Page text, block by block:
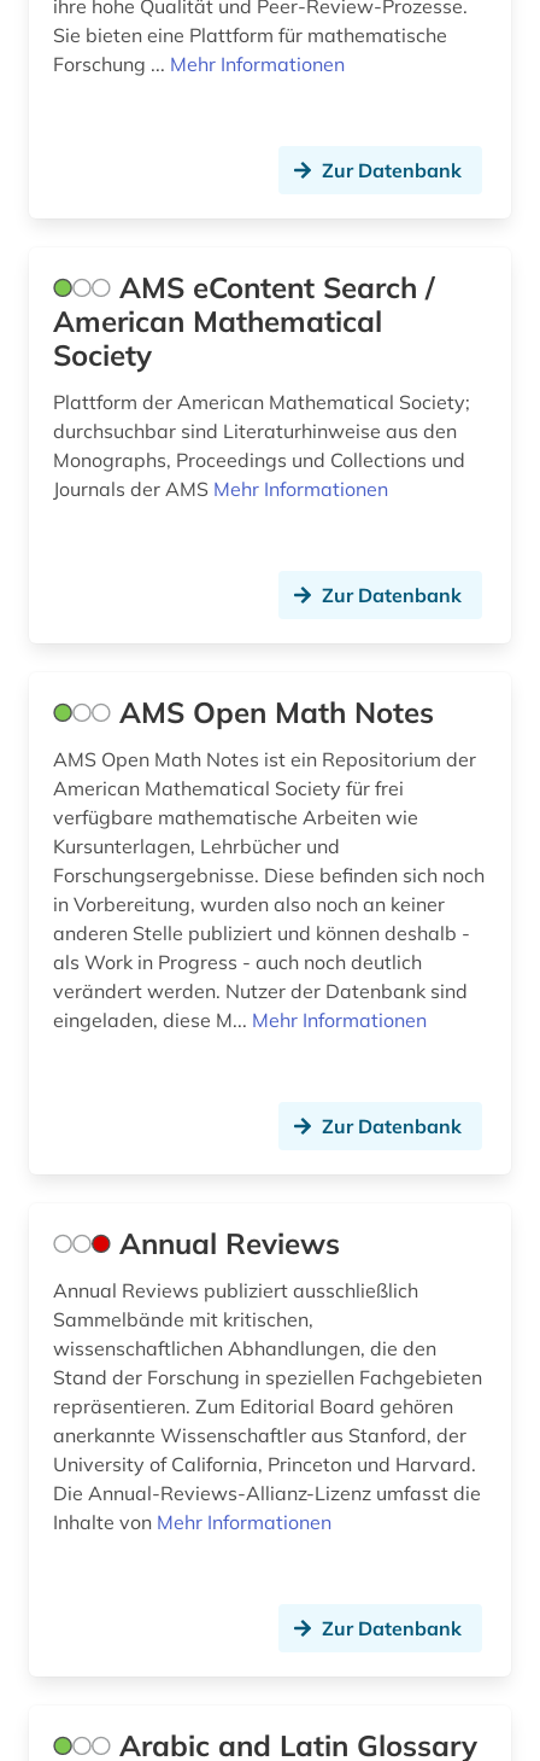
kurve (1)
lehrbuch (4)
lehrbücher (1)
lexikon (3)
life sciences (1)
materialwissenschaft (1)
mathe (1)
mathematics and computer science (1)
mathematik (77)
mathematik elektronische zeitschrift
zeitschriftenaufsatz fid mathematik (1)
mathematiker (2)
mathematische statistik (1)
matlab (1)
medizin (11)
mode (1)
moocs (1)
musik (1)
naturwissenschaftler (1)
ihre hohe Qualität und Peer-Review-Prozesse.
Sie bieten eine Plattform für mathematische
Forschung ... Mehr Informationen
Zur Datenbank
AMS eContent Search /
American Mathematical
Society
Plattform der American Mathematical Society;
durchsuchbar sind Literaturhinweise aus den
Monographs, Proceedings und Collections und
Journals der AMS Mehr Informationen
Zur Datenbank
AMS Open Math Notes
AMS Open Math Notes ist ein Repositorium der
American Mathematical Society für frei
verfügbare mathematische Arbeiten wie
Kursunterlagen, Lehrbücher und
Forschungsergebnisse. Diese befinden sich noch
in Vorbereitung, wurden also noch an keiner
anderen Stelle publiziert und können deshalb -
als Work in Progress - auch noch deutlich
verändert werden. Nutzer der Datenbank sind
eingeladen, diese M... Mehr Informationen
Zur Datenbank
Annual Reviews
Annual Reviews publiziert ausschließlich
Sammelbände mit kritischen,
wissenschaftlichen Abhandlungen, die den
Stand der Forschung in speziellen Fachgebieten
repräsentieren. Zum Editorial Board gehören
anerkannte Wissenschaftler aus Stanford, der
University of California, Princeton und Harvard.
Die Annual-Reviews-Allianz-Lizenz umfasst die
Inhalte von Mehr Informationen
Zur Datenbank
Arabic and Latin Glossary